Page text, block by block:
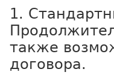
также
договора.